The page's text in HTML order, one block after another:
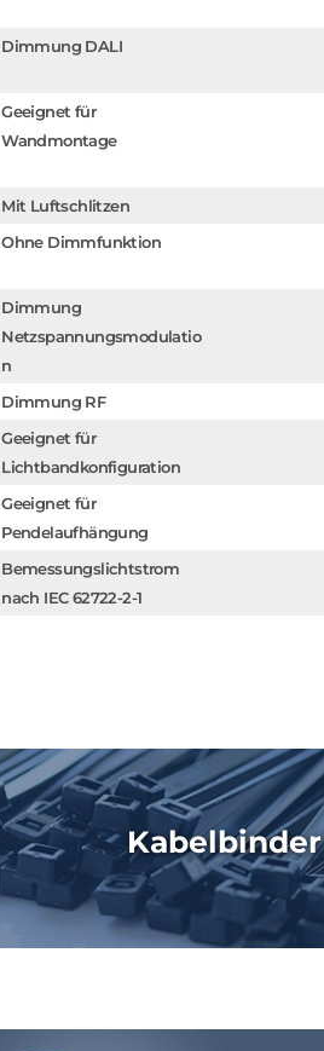
Dimmung DALI
Geeignet für
Wandmontage
Mit Luftschlitzen
Ohne Dimmfunktion
Dimmung
Netzspannungsmodulatio
n
Dimmung RF
Geeignet für
Lichtbandkonfiguration
Geeignet für
Pendelaufhängung
Bemessungslichtstrom
nach IEC 62722-2-1
Kabelbinder